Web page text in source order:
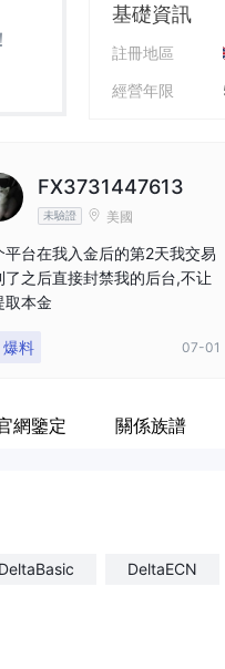
基礎資訊
註冊地區
經營年限
FX3731447613
未驗證 美國
平台在我入金后的第2天我交易
了之后直接封禁我的后台,不让
取本金
爆料 07-01
網鑒定 關係族譜
DeltaBasic DeltaECN